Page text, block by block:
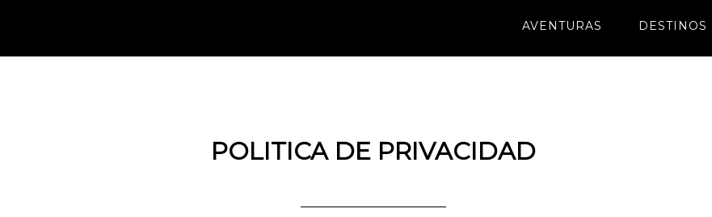
AVENTURAS DESTINOS
POLITICA DE PRIVACIDAD